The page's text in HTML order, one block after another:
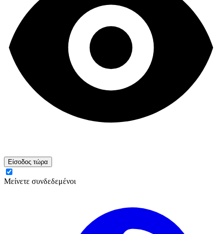
Είσοδος τώρα
Μείνετε συνδεδεμένοι